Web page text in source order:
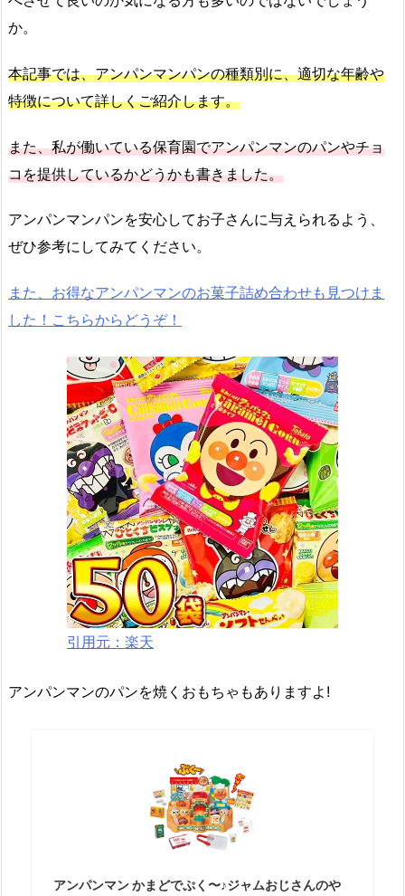
か。
本記事では、アンパンマンパンの種類別に、適切な年齢や
特徴について詳しくご紹介します。
また、私が働いている保育園でアンパンマンのパンやチョ
コを提供しているかどうかも書きました。
アンパンマンパンを安心してお子さんに与えられるよう、
ぜひ参考にしてみてください。
また、お得なアンパンマンのお菓子詰め合わせも見つけま
した！こちらからどうぞ！
引用元：楽天
アンパンマンのパンを焼くおもちゃもありますよ!
アンパンマン かまどでぷく〜♪ジャムおじさんのや